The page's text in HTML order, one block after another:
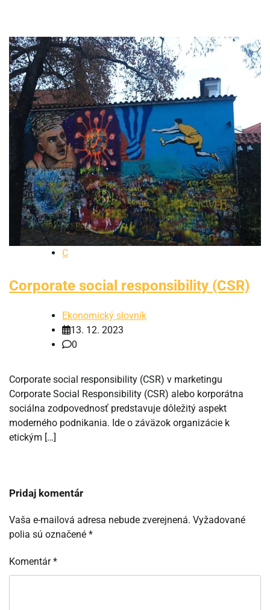
C
Corporate social responsibility (CSR)
Ekonomický slovník
13. 12. 2023
0
Corporate social responsibility (CSR) v marketingu
Corporate Social Responsibility (CSR) alebo korporátna
sociálna zodpovednosť predstavuje dôležitý aspekt
moderného podnikania. Ide o záväzok organizácie k
etickým […]
Pridaj komentár
Vaša e-mailová adresa nebude zverejnená. Vyžadované
polia sú označené *
Komentár*